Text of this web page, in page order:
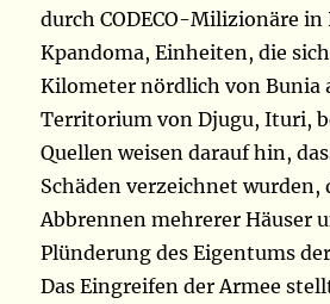
durch CODECO-Milizionäre
Kpandoma, Einheiten, die sich
Kilometer nördlich von Bunia
Territorium von Djugu, Ituri,
Quellen weisen darauf hin,
Schäden verzeichnet wurden,
Abbrennen mehrerer Häuser
Plünderung des Eigentums
Das Eingreifen der Armee